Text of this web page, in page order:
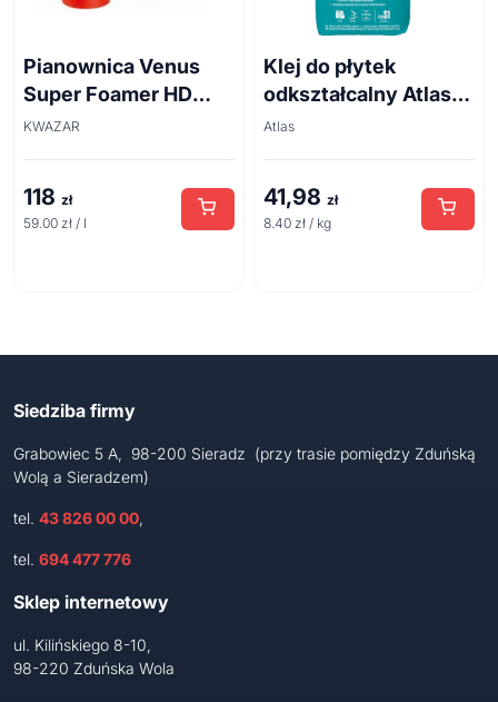
Pianownica Venus
Super Foamer HD
acid line 2L
KWAZAR
118 zł
59.00 zł / l
Klej do płytek
odkształcalny Atlas
Plus 5 kg
Atlas
41,98 zł
8.40 zł / kg
Siedziba firmy
Grabowiec 5 A, 98-200 Sieradz (przy trasie pomiędzy Zduńską
Wolą a Sieradzem)
tel. 43 826 00 00,
tel. 694 477 776
Sklep internetowy
ul. Kilińskiego 8-10,
98-220 Zduńska Wola